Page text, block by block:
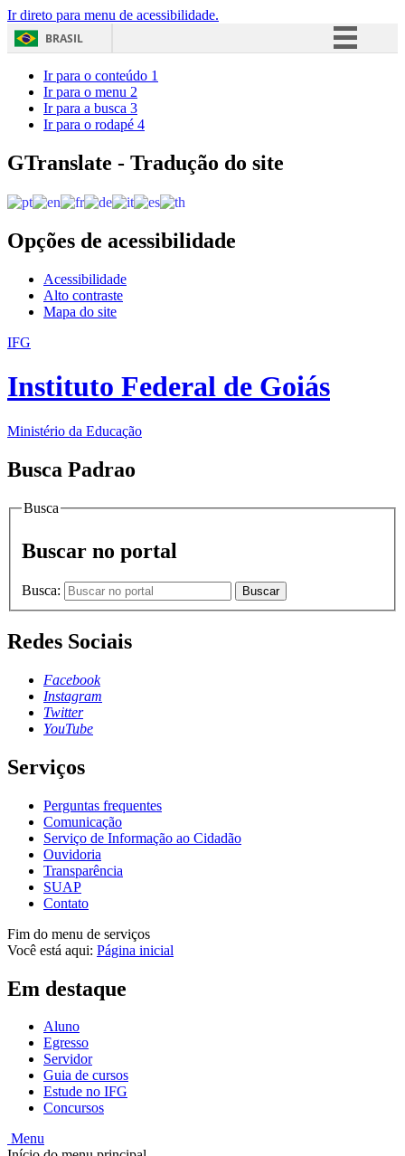
Ir direto para menu de acessibilidade.
BRASIL
Acesso à informação
Ir para o conteúdo 1
Ir para o menu 2
Ir para a busca 3
Ir para o rodapé 4
GTranslate - Tradução do site
Opções de acessibilidade
Acessibilidade
Alto contraste
Mapa do site
IFG
Instituto Federal de Goiás
Ministério da Educação
Busca Padrao
Busca
Buscar no portal
Busca: Buscar
Redes Sociais
Facebook
Instagram
Twitter
YouTube
Serviços
Perguntas frequentes
Comunicação
Serviço de Informação ao Cidadão
Ouvidoria
Transparência
SUAP
Contato
Fim do menu de serviços
Você está aqui: Página inicial
Em destaque
Aluno
Egresso
Servidor
Guia de cursos
Estude no IFG
Concursos
Menu